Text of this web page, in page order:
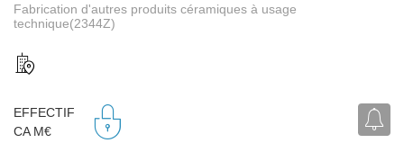
Fabrication d'autres produits céramiques à usage
technique(2344Z)
EFFECTIF
CA M€